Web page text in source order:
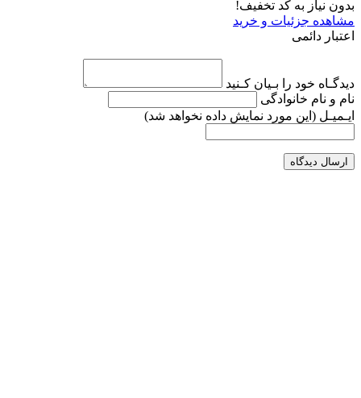
بدون نیاز به کد تخفیف!
مشاهده جزئیات و خرید
اعتبار دائمی
دیدگـاه خود را بـیان کـنید
نام و نام خانوادگی
ایـمیـل (این مورد نمایش داده نخواهد شد)
ارسال دیدگاه